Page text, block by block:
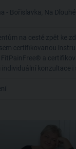
Bořislavka, Na Dlouhém
na cestě zpět ke
certifikovanou
a
konzultace i